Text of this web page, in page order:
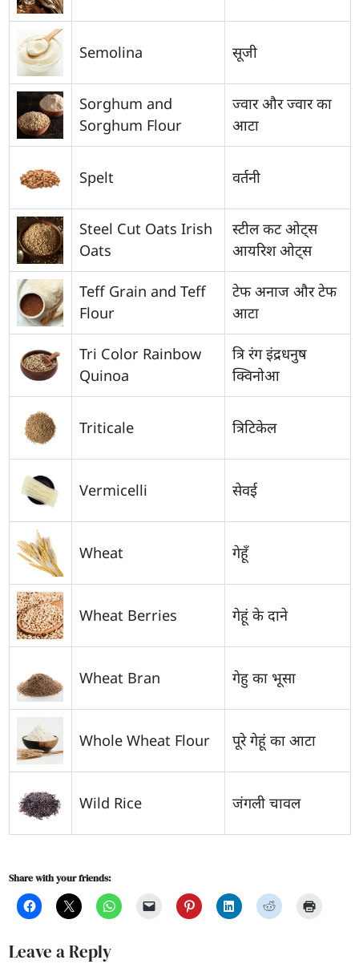
Semolina सूजी
Sorghum and
Sorghum Flour
ज्वार और ज्वार का
आटा
Spelt वर्तनी
Steel Cut Oats Irish
Oats
स्टील कट ओट्स
आयरिश ओट्स
Teff Grain and Teff
Flour
टेफ अनाज और टेफ
आटा
Tri Color Rainbow
Quinoa
त्रि रंग इंद्रधनुष
क्विनोआ
Triticale त्रिटिकेल
Vermicelli सेवई
Wheat गेहूँ
Wheat Berries गेहूं के दाने
Wheat Bran गेहु का भूसा
Whole Wheat Flour पूरे गेहूं का आटा
Wild Rice जंगली चावल
Share with your friends:
Leave a Reply